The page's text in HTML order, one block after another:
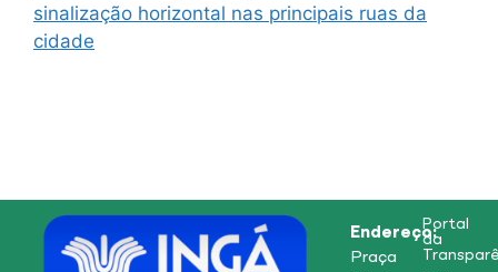
sinalização horizontal nas principais ruas da
cidade
Endereço:
Praça
Portal
da